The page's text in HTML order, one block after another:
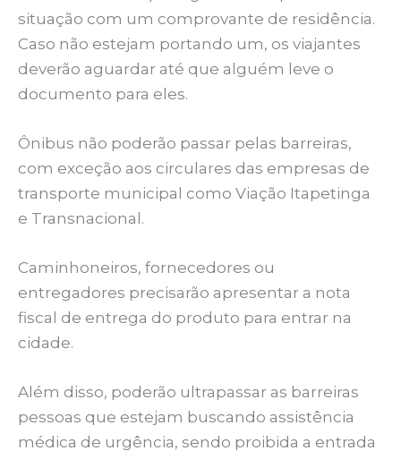
situação com um comprovante de residência.
Caso não estejam portando um, os viajantes
deverão aguardar até que alguém leve o
documento para eles.
Ônibus não poderão passar pelas barreiras,
com exceção aos circulares das empresas de
transporte municipal como Viação Itapetinga
e Transnacional.
Caminhoneiros, fornecedores ou
entregadores precisarão apresentar a nota
fiscal de entrega do produto para entrar na
cidade.
Além disso, poderão ultrapassar as barreiras
pessoas que estejam buscando assistência
médica de urgência, sendo proibida a entrada